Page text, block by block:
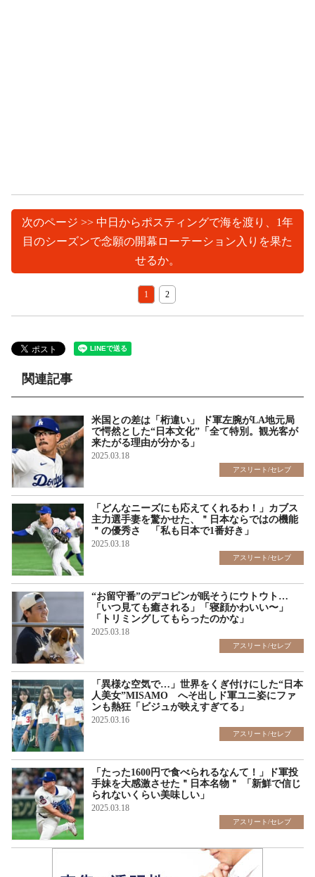
次のページ >> 中日からポスティングで海を渡り、1年
目のシーズンで念願の開幕ローテーション入りを果た
せるか。
1 2
関連記事
米国との差は「桁違い」 ド軍左腕がLA地元局
で愕然とした“日本文化”「全て特別。観光客が
来たがる理由が分かる」
2025.03.18
アスリート/セレブ
「どんなニーズにも応えてくれるわ！」カブス
主力選手妻を驚かせた、＂日本ならではの機能
＂の優秀さ 「私も日本で1番好き」
2025.03.18
アスリート/セレブ
“お留守番”のデコピンが眠そうにウトウト…
「いつ見ても癒される」「寝顔かわいい〜」
「トリミングしてもらったのかな」
2025.03.18
アスリート/セレブ
「異様な空気で…」世界をくぎ付けにした“日本
人美女”MISAMO へそ出しド軍ユニ姿にファ
ンも熱狂「ビジュが映えすぎてる」
2025.03.16
アスリート/セレブ
「たった1600円で食べられるなんて！」ド軍投
手妹を大感激させた＂日本名物＂ 「新鮮で信じ
られないくらい美味しい」
2025.03.18
アスリート/セレブ